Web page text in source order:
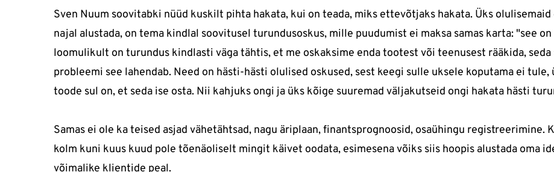
Sven Nuum soovitabki nüüd kuskilt pihta hakata, kui on teada, miks ettevõtjaks hakata. Üks
najal alustada, on tema kindlal soovitusel turundusoskus, mille puudumist ei maksa samas karta: "see
loomulikult on turundus kindlasti väga tähtis, et me oskaksime enda tootest või teenusest rääkida, seda
probleemi see lahendab. Need on hästi-hästi olulised oskused, sest keegi sulle uksele koputama ei
toode sul on, et seda ise osta. Nii kahjuks ongi ja üks kõige suuremad väljakutseid ongi hakata hästi
Samas ei ole ka teised asjad vähetähtsad, nagu äriplaan, finantsprognoosid, osaühingu registreerimine.
kolm kuni kuus kuud pole tõenäoliselt mingit käivet oodata, esimesena võiks siis hoopis alustada oma
võimalike klientide peal.